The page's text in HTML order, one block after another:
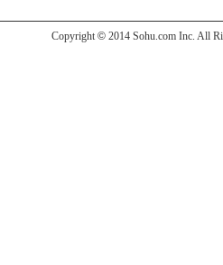
Copyright © 2014 Sohu.com Inc. All